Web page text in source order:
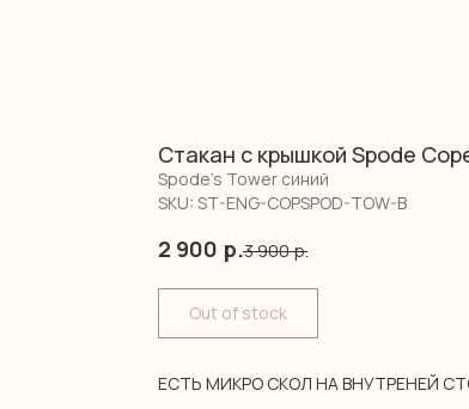
Стакан с крышкой Spode
Spode's Tower синий
SKU: ST-ENG-COPSPOD-TOW-B
2 900 р.3 900 р.
Out of stock
ЕСТЬ МИКРО СКОЛ НА ВНУТРЕНЕЙ